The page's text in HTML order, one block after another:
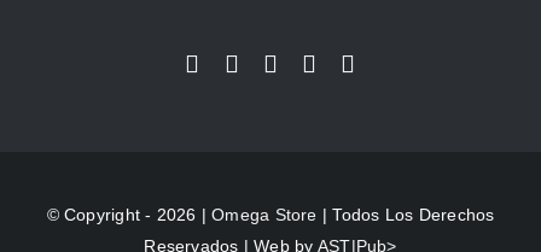
© Copyright - 2026 |Omega Store | Todos Los Derechos
Reservados | Web by AST|Pub>